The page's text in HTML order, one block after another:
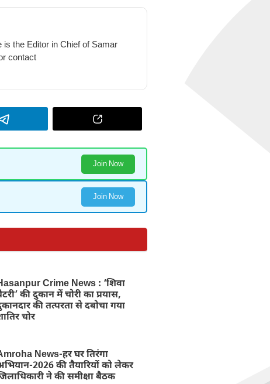
the Editor in Chief of Samar
contact
Join Now
Join Now
Crime News : ‘शिवा
की दुकान में चोरी का प्रयास,
की तत्परता से दबोचा गया
चोर
News-हर घर तिरंगा
2026 की तैयारियों को लेकर
ने की समीक्षा बैठक